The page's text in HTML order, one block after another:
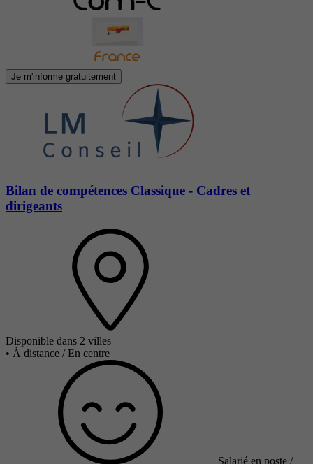
Je m'informe gratuitement
Bilan de compétences Classique - Cadres et
dirigeants
Disponible dans 2 villes
• À distance / En centre
Salarié en poste /